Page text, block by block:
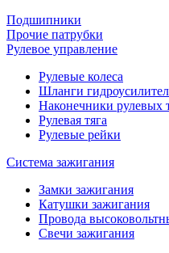
Подшипники
Прочие патрубки
Рулевое управление
Рулевые колеса
Шланги
Наконечники рулевых
Рулевая тяга
Рулевые рейки
Система зажигания
Замки зажигания
Катушки зажигания
Провода
Свечи зажигания